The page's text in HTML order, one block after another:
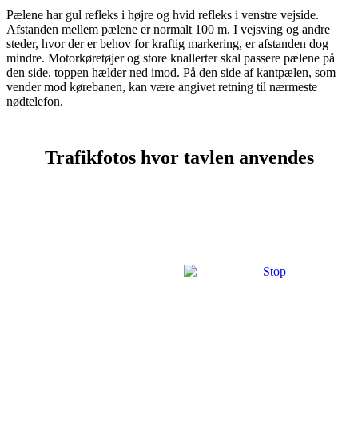
Pælene har gul refleks i højre og hvid refleks i venstre vejside.
Afstanden mellem pælene er normalt 100 m. I vejsving og andre
steder, hvor der er behov for kraftig markering, er afstanden dog
mindre. Motorkøretøjer og store knallerter skal passere pælene på
den side, toppen hælder ned imod. På den side af kantpælen, som
vender mod kørebanen, kan være angivet retning til nærmeste
nødtelefon.
Trafikfotos hvor tavlen anvendes